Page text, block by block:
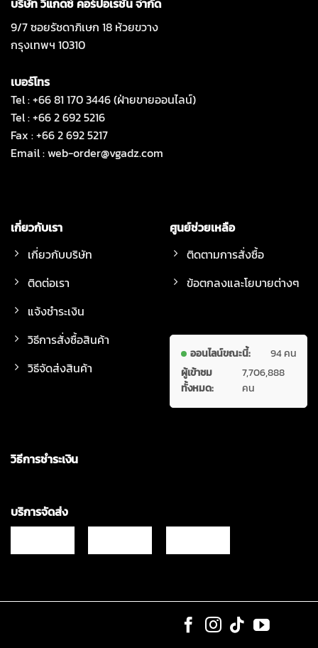
9/7 ซอยรัชดาภิเษก 18 ห้วยขวาง
กรุงเทพฯ 10310
เบอร์โทร
Tel : +66 81 170 3446 (ฝ่ายขายออนไลน์)
Tel : +66 2 692 5216
Fax : +66 2 692 5217
Email :web-order@vgadz.com
เกี่ยวกับเรา
เกี่ยวกับบริษัท
ติดต่อเรา
แจ้งชำระเงิน
วิธีการสั่งซื้อสินค้า
วิธีจัดส่งสินค้า
ศูนย์ช่วยเหลือ
ติดตามการสั่งซื้อ
ข้อตกลงและโยบายต่างๆ
ออนไลน์ขณะนี้:
94 คน
ผู้เข้าชม
ทั้งหมด:
7,706,888
คน
วิธีการชำระเงิน
บริการจัดส่ง